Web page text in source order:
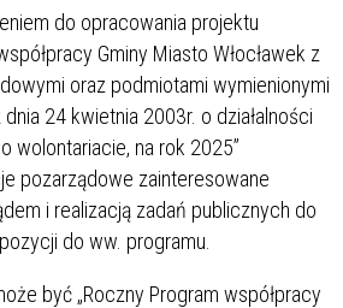
do opracowania projektu
Gminy Miasto Włocławek z
oraz podmiotami wymienionymi
24 kwietnia 2003r. o działalności
wolontariacie, na rok 2025”
pozarządowe zainteresowane
i realizacją zadań publicznych do
do ww. programu.
być „Roczny Program współpracy